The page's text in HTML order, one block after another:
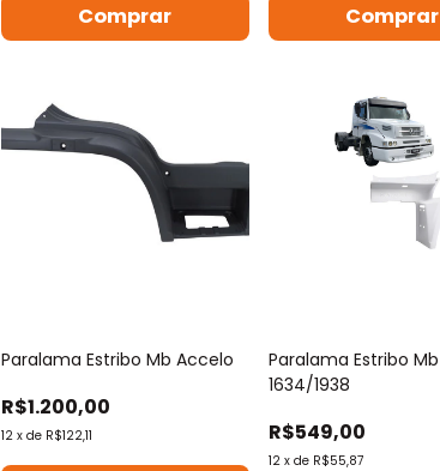
Comprar Comprar
Paralama Estribo Mb Accelo
R$1.200,00
12 xde R$122,11
Paralama Estribo Mb
1634/1938
R$549,00
12 x de R$55,87